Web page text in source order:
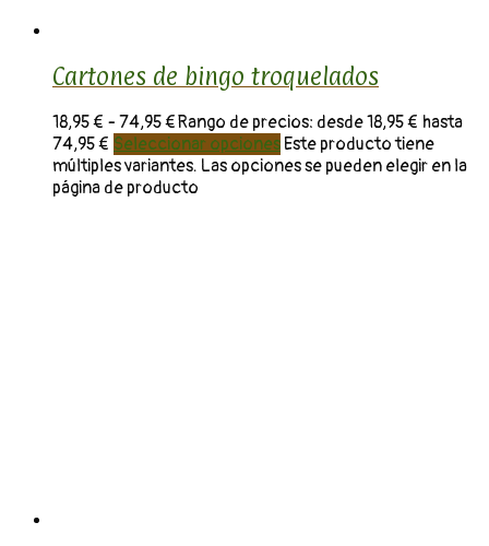
Cartones de bingo troquelados
18,95€ - 74,95€Rango de precios: desde 18,95 € hasta
74,95 € Seleccionar opciones Este producto tiene
múltiples variantes. Las opciones se pueden elegir en la
página de producto